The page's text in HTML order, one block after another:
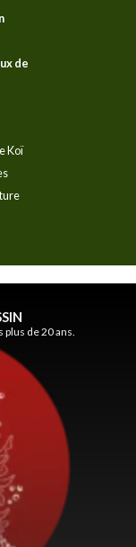
de
Koï
de 20 ans.